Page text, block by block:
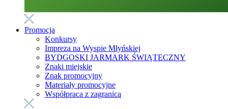
Promocja
Konkursy
Impreza na Wyspie Młyńskiej
BYDGOSKI JARMARK ŚWIĄTECZNY
Znaki miejskie
Znak promocyjny
Materiały promocyjne
Współpraca z zagranicą